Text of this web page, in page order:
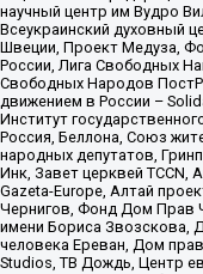
научный центр им Вудро
Всеукраинский духовный
Швеции, Проект Медуза,
России, Лига Свободных
Свободных Народов
движением в России –
Институт
Россия, Беллона, Союз
народных депутатов,
Инк, Завет церквей TCCN,
Gazeta-Europe, Алтай
Чернигов, Фонд Дом Прав
имени Бориса Звозскова,
человека Ереван, Дом
Studios, ТВ Дождь, Центр